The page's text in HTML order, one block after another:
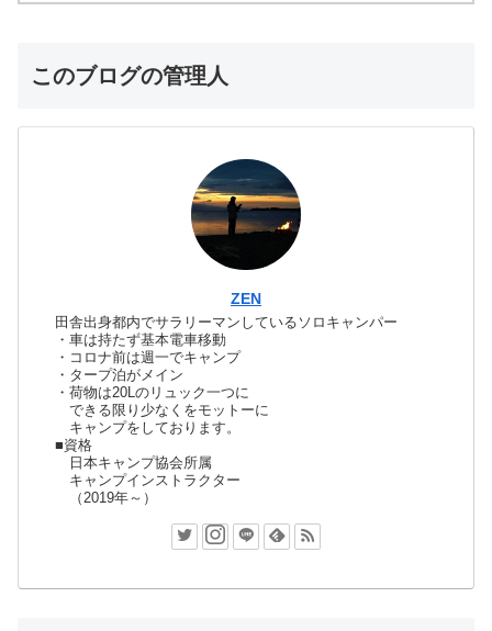
このブログの管理人
ZEN
田舎出身都内でサラリーマンしているソロキャンパー
・車は持たず基本電車移動
・コロナ前は週一でキャンプ
・タープ泊がメイン
・荷物は20Lのリュック一つに
できる限り少なくをモットーに
キャンプをしております。
■資格
日本キャンプ協会所属
キャンプインストラクター
（2019年～）